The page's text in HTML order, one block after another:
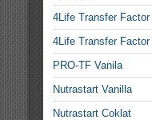
4Life Transfer
4Life Transfer
PRO-TF Vanila
Nutrastart Vanilla
Nutrastart Coklat